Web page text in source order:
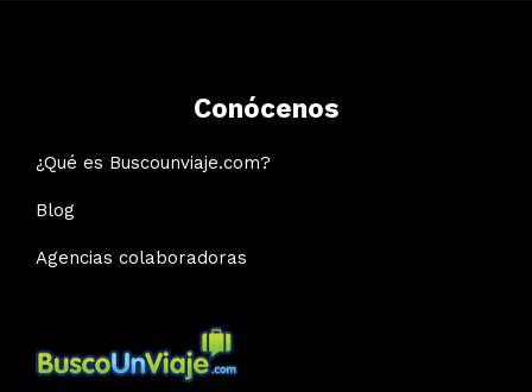
Conócenos
¿Qué es Buscounviaje.com?
Blog
Agencias colaboradoras